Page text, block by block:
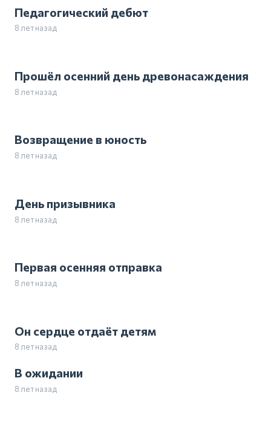
Педагогический дебют
8 лет назад
Прошёл осенний день древонасаждения
8 лет назад
Возвращение в юность
8 лет назад
День призывника
8 лет назад
Первая осенняя отправка
8 лет назад
Он сердце отдаёт детям
8 лет назад
В ожидании
8 лет назад